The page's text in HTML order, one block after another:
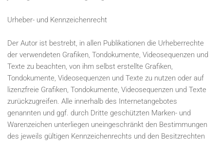
Urheber- und Kennzeichenrecht
Der Autor ist bestrebt, in allen Publikationen die Urheberrechte
der verwendeten Grafiken, Tondokumente, Videosequenzen und
Texte zu beachten, von ihm selbst erstellte Grafiken,
Tondokumente, Videosequenzen und Texte zu nutzen oder auf
lizenzfreie Grafiken, Tondokumente, Videosequenzen und Texte
zurückzugreifen. Alle innerhalb des Internetangebotes
genannten und ggf. durch Dritte geschützten Marken- und
Warenzeichen unterliegen uneingeschränkt den Bestimmungen
des jeweils gültigen Kennzeichenrechts und den Besitzrechten